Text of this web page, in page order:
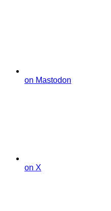
on Mastodon
on X